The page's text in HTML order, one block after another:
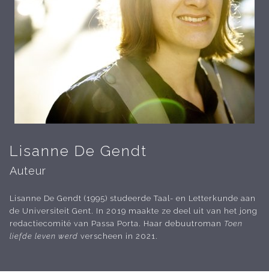
Lisanne De Gendt
Auteur
Lisanne De Gendt (1995) studeerde Taal- en Letterkunde aan
de Universiteit Gent. In 2019 maakte ze deel uit van het jong
redactiecomité van Passa Porta. Haar debuutroman Toen
liefde leven werd verscheen in 2021.